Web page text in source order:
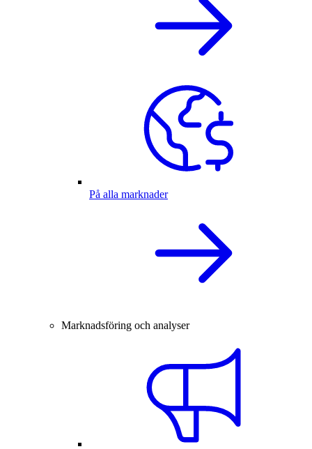
På alla marknader
Marknadsföring och analyser